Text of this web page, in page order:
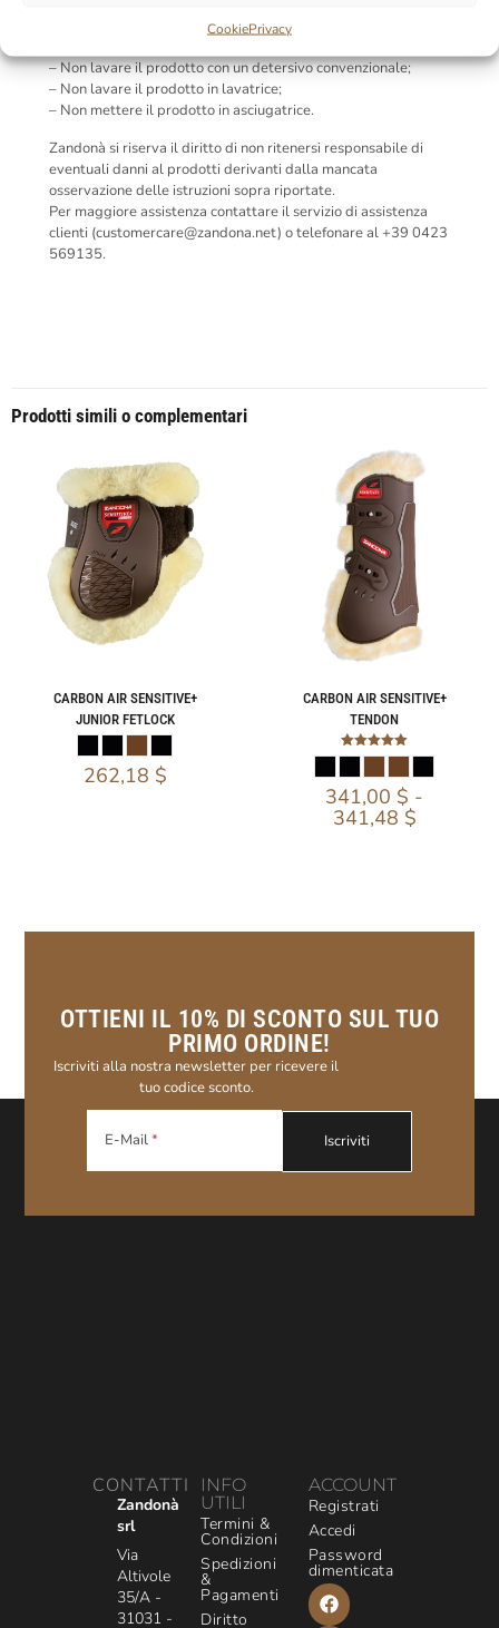
CookiePrivacy
– Non lavare il prodotto con un detersivo convenzionale;
– Non lavare il prodotto in lavatrice;
– Non mettere il prodotto in asciugatrice.
Zandonà si riserva il diritto di non ritenersi responsabile di
eventuali danni al prodotti derivanti dalla mancata
osservazione delle istruzioni sopra riportate.
Per maggiore assistenza contattare il servizio di assistenza
clienti (customercare@zandona.net) o telefonare al +39 0423
569135.
Prodotti simili o complementari
CARBON AIR SENSITIVE+
JUNIOR FETLOCK
262,18 $
CARBON AIR SENSITIVE+
TENDON
Valutato
341,00 $ -
341,48 $
OTTIENI IL 10% DI SCONTO SUL TUO
PRIMO ORDINE!
Iscriviti alla nostra newsletter per ricevere il
tuo codice sconto.
E-Mail
CONTATTI
Zandonà
srl
Via
Altivole
35/A -
31031 -
INFO
UTILI
Termini &
Condizioni
Spedizioni
&
Pagamenti
Diritto
ACCOUNT
Registrati
Accedi
Password
dimenticata